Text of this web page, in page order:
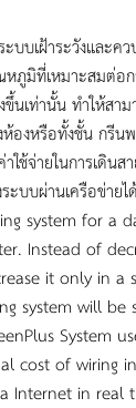
บบเฝ้าระวังแล
ภูมิที่เหมาะสมต่อ
นเท่านั้น ทำให้สา
หรือทั้งชั้น กรีนพ
ใช้จ่ายในการเดิ
ระบบผ่านเครือข่
system for a
Instead of
it only in
system will
System
cost of wiring
Internet in real